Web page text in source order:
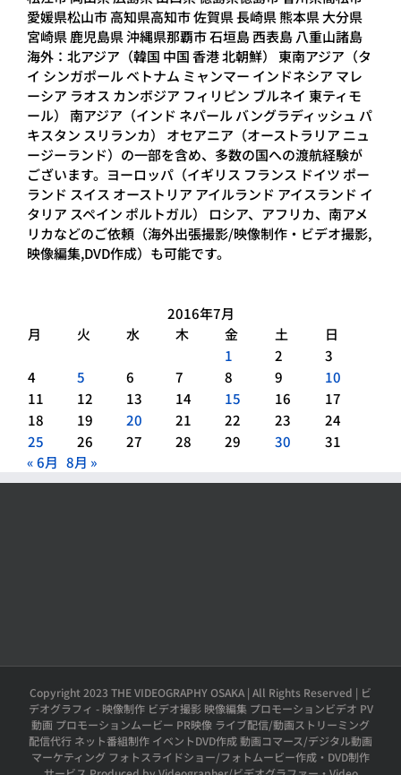
愛媛県松山市 高知県高知市 佐賀県 長崎県 熊本県 大分県
宮崎県 鹿児島県 沖縄県那覇市 石垣島 西表島 八重山諸島
海外：北アジア（韓国 中国 香港 北朝鮮） 東南アジア（タ
イ シンガポール ベトナム ミャンマー インドネシア マレ
ーシア ラオス カンボジア フィリピン ブルネイ 東ティモ
ール） 南アジア（インド ネパール バングラディッシュ パ
キスタン スリランカ） オセアニア（オーストラリア ニュ
ージーランド）の一部を含め、多数の国への渡航経験が
ございます。ヨーロッパ（イギリス フランス ドイツ ポー
ランド スイス オーストリア アイルランド アイスランド イ
タリア スペイン ポルトガル） ロシア、アフリカ、南アメ
リカなどのご依頼（海外出張撮影/映像制作・ビデオ撮影,
映像編集,DVD作成）も可能です。
2016年7月
月
火 水 木 金 土
日
1
2
3
4
5 6 7 8 9
10
11
12 13 14 15 16
17
18
19 20 21 22 23
24
25
26 27 28 29 30
31
« 6月 8月 »
Copyright 2023 THE VIDEOGRAPHY OSAKA | All Rights Reserved | ビ
デオグラフィ - 映像制作 ビデオ撮影 映像編集 プロモーションビデオ PV
動画 プロモーションムービー PR映像 ライブ配信/動画ストリーミング
配信代行 ネット番組制作 イベントDVD作成 動画コマース/デジタル動画
マーケティング フォトスライドショー/フォトムービー作成・DVD制作